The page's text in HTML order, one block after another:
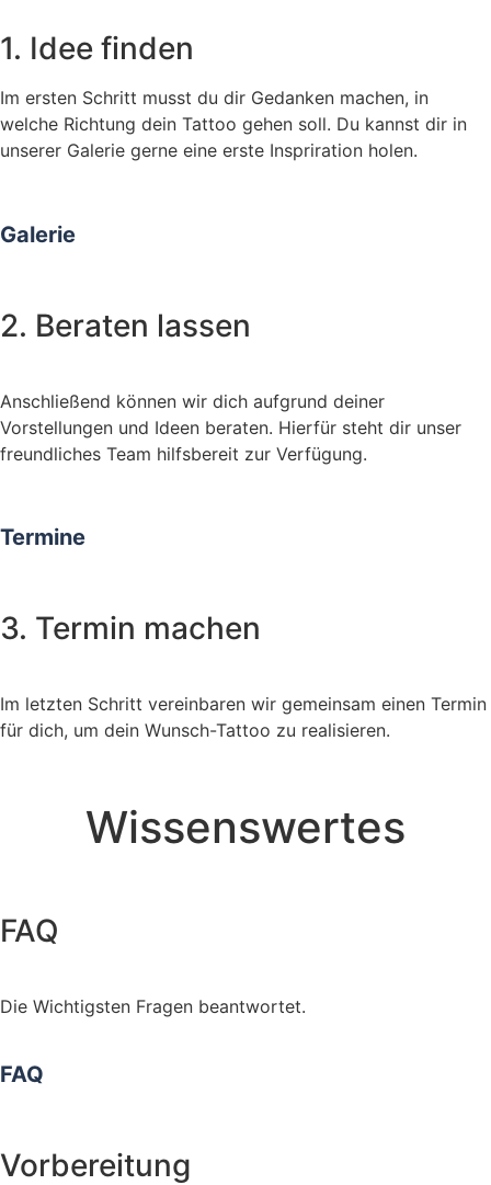
FAQ
Vorbereitung
Pflege
Stilarten
Anfahrt
1. Idee finden
Im ersten Schritt musst du dir Gedanken machen, in
welche Richtung dein Tattoo gehen soll. Du kannst dir in
unserer Galerie gerne eine erste Inspriration holen.
Galerie
2. Beraten lassen
Anschließend können wir dich aufgrund deiner
Vorstellungen und Ideen beraten. Hierfür steht dir unser
freundliches Team hilfsbereit zur Verfügung.
Termine
3. Termin machen
Im letzten Schritt vereinbaren wir gemeinsam einen Termin
für dich, um dein Wunsch-Tattoo zu realisieren.
Wissenswertes
FAQ
Die Wichtigsten Fragen beantwortet.
FAQ
Vorbereitung